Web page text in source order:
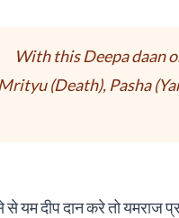
With this Deepa daan
Mrityu (Death), Pasha
यम दीप दान करे तो यमराज